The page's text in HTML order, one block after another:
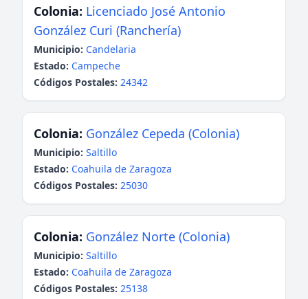
Colonia: Licenciado José Antonio
González Curi (Ranchería)
Municipio: Candelaria
Estado: Campeche
Códigos Postales: 24342
Colonia: González Cepeda (Colonia)
Municipio: Saltillo
Estado: Coahuila de Zaragoza
Códigos Postales: 25030
Colonia: González Norte (Colonia)
Municipio: Saltillo
Estado: Coahuila de Zaragoza
Códigos Postales: 25138